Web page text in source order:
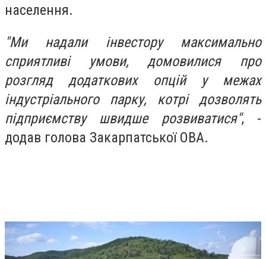
населення.
"Ми надали інвестору максимально
сприятливі умови, домовилися про
розгляд додаткових опцій у межах
індустріального парку, котрі дозволять
підприємству швидше розвиватися", -
додав голова Закарпатської ОВА.